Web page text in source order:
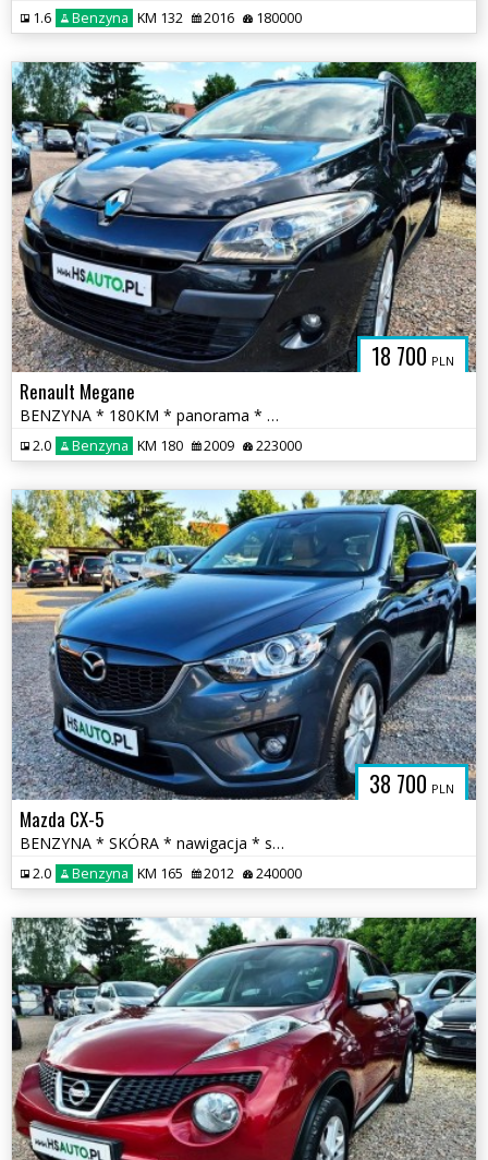
1.6 Benzyna KM 132 2016 180000
18 700 PLN
Renault Megane
BENZYNA * 180KM * panorama * XENON * super * oakzja * POLECAMY
2.0 Benzyna KM 180 2009 223000
38 700 PLN
Mazda CX-5
BENZYNA * SKÓRA * nawigacja * super * okazja * polecamy
2.0 Benzyna KM 165 2012 240000